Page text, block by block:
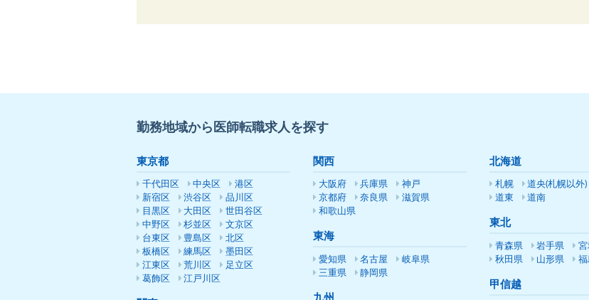
勤務地域から医師転職求人を探す
東京都
千代田区 中央区
港区
新宿区
渋谷区
品川区
目黒区
大田区
世田谷区
中野区
杉並区
文京区
台東区
豊島区
北区
板橋区
練馬区
墨田区
江東区
荒川区
足立区
葛飾区
江戸川区
関西
大阪府 兵庫県
神戸
京都府
奈良県
滋賀県
和歌山県
東海
愛知県 名古屋
岐阜県
三重県
静岡県
北海道
札幌 道央(札幌以外)
道東
道南
東北
青森県 岩手県
宮
秋田県
山形県 福
甲信越